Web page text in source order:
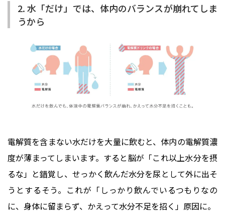
2. 水「だけ」では、体内のバランスが崩れてしま
うから
電解質を含まない水だけを大量に飲むと、体内の電解質濃
度が薄まってしまいます。すると脳が「これ以上水分を摂
るな」と錯覚し、せっかく飲んだ水分を尿として外に出そ
うとするそう。これが「しっかり飲んでいるつもりなの
に、身体に留まらず、かえって水分不足を招く」原因に。